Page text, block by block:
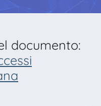
documento: